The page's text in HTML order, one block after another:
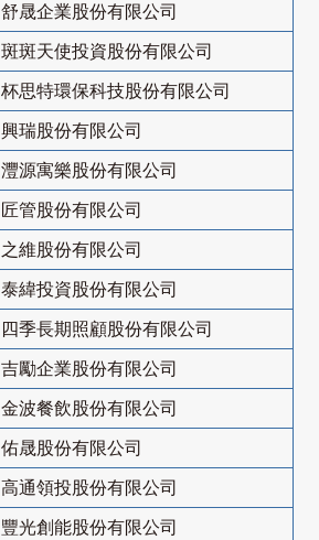
舒晟企業股份有限公司
斑斑天使投資股份有限公司
杯思特環保科技股份有限公司
興瑞股份有限公司
灃源寓樂股份有限公司
匠管股份有限公司
之維股份有限公司
泰緯投資股份有限公司
四季長期照顧股份有限公司
吉勵企業股份有限公司
金波餐飲股份有限公司
佑晟股份有限公司
高通領投股份有限公司
豐光創能股份有限公司